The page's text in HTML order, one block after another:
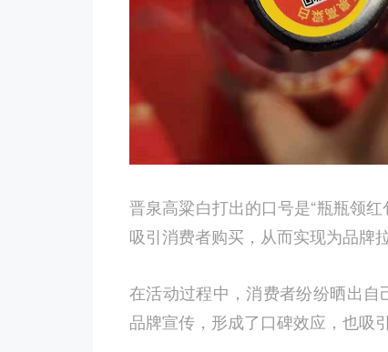
晋泉高粱白打出的口号是“瓶瓶领
吸引消费者购买，从而实现为品牌
在活动过程中，消费者纷纷晒出
品牌宣传，形成了口碑效应，也吸